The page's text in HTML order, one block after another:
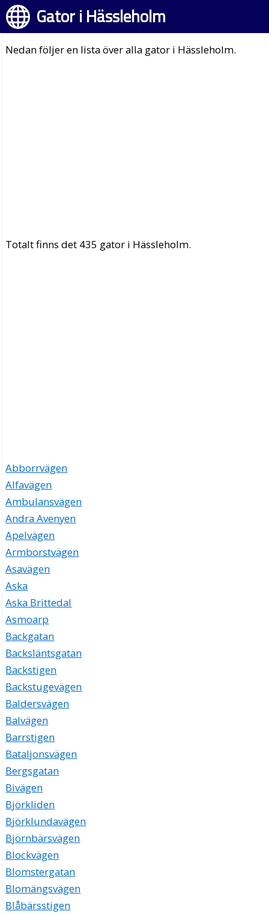
Gator i Hässleholm
Nedan följer en lista över alla gator i Hässleholm.
Totalt finns det 435 gator i Hässleholm.
Abborrvägen
Alfavägen
Ambulansvägen
Andra Avenyen
Apelvägen
Armborstvägen
Asavägen
Aska
Aska Brittedal
Asmoarp
Backgatan
Backsläntsgatan
Backstigen
Backstugevägen
Baldersvägen
Balvägen
Barrstigen
Bataljonsvägen
Bergsgatan
Bivägen
Björkliden
Björklundavägen
Björnbärsvägen
Blockvägen
Blomstergatan
Blomängsvägen
Blåbärsstigen